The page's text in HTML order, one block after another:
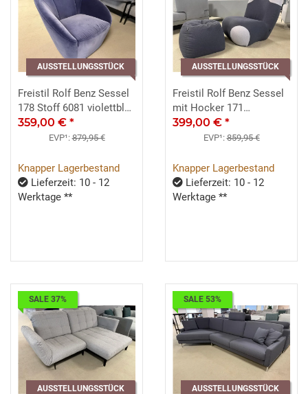
AUSSTELLUNGSSTÜCK
Freistil Rolf Benz Sessel
178 Stoff 6081 violettblau
ca. 81x78x83 cm
359,00 € *
EVP¹:879,95 €
Knapper Lagerbestand
Lieferzeit: 10 - 12
Werktage **
AUSSTELLUNGSSTÜCK
Freistil Rolf Benz Sessel
mit Hocker 171
schwarzgrau hellgrau
399,00 € *
EVP¹:859,95 €
Knapper Lagerbestand
Lieferzeit: 10 - 12
Werktage **
AUSSTELLUNGSSTÜCK
SALE 37%
AUSSTELLUNGSSTÜCK
SALE 53%